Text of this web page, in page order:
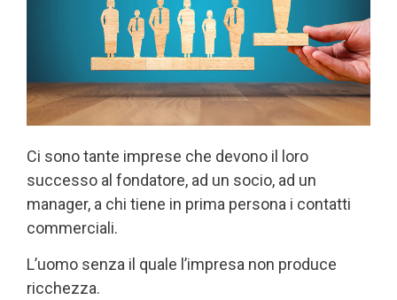
Ci sono tante imprese che devono il loro
successo al fondatore, ad un socio, ad un
manager, a chi tiene in prima persona i contatti
commerciali.
L’uomo senza il quale l’impresa non produce
ricchezza.